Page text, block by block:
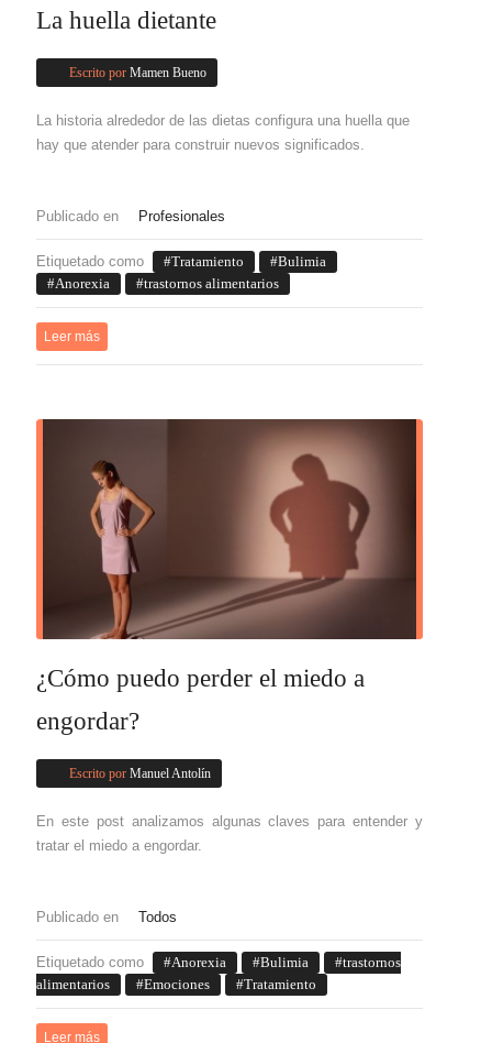
La huella dietante
Escrito por Mamen Bueno
La historia alrededor de las dietas configura una huella que
hay que atender para construir nuevos significados.
Publicado en Profesionales
Etiquetado como Tratamiento
Bulimia
Anorexia
trastornos alimentarios
Leer más
¿Cómo puedo perder el miedo a
engordar?
Escrito por Manuel Antolín
En este post analizamos algunas claves para entender y
tratar el miedo a engordar.
Publicado en Todos
Etiquetado como Anorexia Bulimia
trastornos
alimentarios
Emociones Tratamiento
Leer más